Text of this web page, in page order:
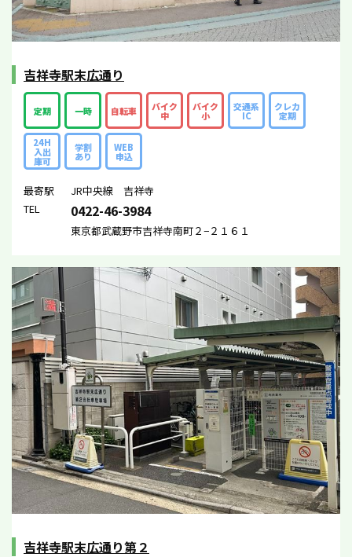
吉祥寺駅末広通り
定期 一時 自転車 バイク
中
バイク
小
交通系
IC
クレカ
定期
24H
入出
庫可
学割
あり
WEB
申込
最寄駅
JR中央線 吉祥寺
TEL
0422-46-3984
東京都武蔵野市吉祥寺南町２−２１６１
吉祥寺駅末広通り第２